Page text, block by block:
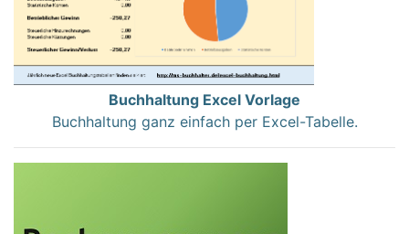
Buchhaltung Excel Vorlage
Buchhaltung ganz einfach per Excel-Tabelle.